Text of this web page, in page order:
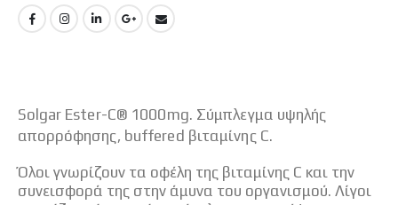
Solgar Ester-C® 1000mg. Σύμπλεγμα υψηλής
απορρόφησης, buffered βιταμίνης C.
Όλοι γνωρίζουν τα οφέλη της βιταμίνης C και την
συνεισφορά της στην άμυνα του οργανισμού. Λίγοι